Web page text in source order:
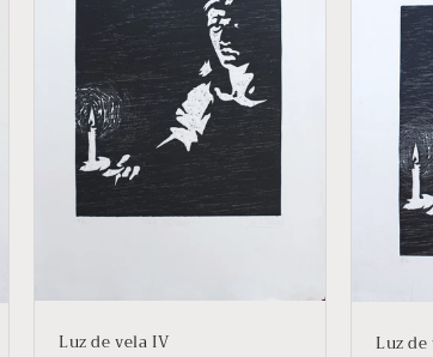
Luz de vela IV Luz